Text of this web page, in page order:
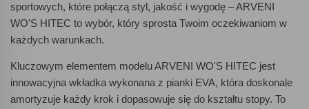
sportowych, które połączą styl, jakość i wygodę – ARVENI
WO'S HITEC to wybór, który sprosta Twoim oczekiwaniom w
każdych warunkach.
Kluczowym elementem modelu ARVENI WO'S HITEC jest
innowacyjna wkładka wykonana z pianki EVA, która doskonale
amortyzuje każdy krok i dopasowuje się do kształtu stopy. To